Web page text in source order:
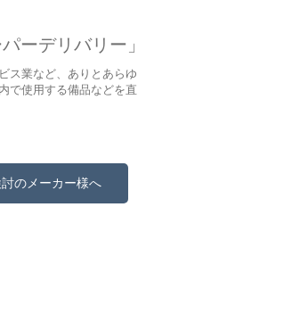
ーデリバリー」
ス業など、ありとあらゆ
で使用する備品などを直
のメーカー様へ